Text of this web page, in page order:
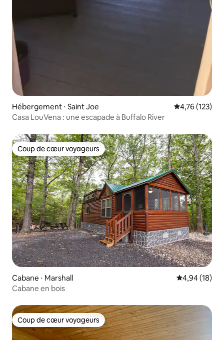
Hébergement ⋅ Saint Joe Évaluation
4,76 (123)
Casa LouVena : une escapade à Buffalo River
Coup de cœur voyageurs
Coup de cœur voyageurs
Cabane ⋅ Marshall Évaluation
4,94 (18)
Cabane en bois
Coup de cœur voyageurs
Coup de cœur voyageurs